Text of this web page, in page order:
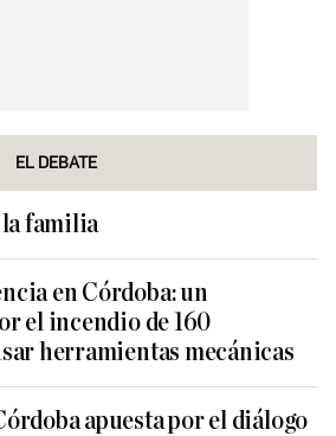
EL DEBATE
familia
en Córdoba: un
el incendio de 160
herramientas mecánicas
apuesta por el diálogo